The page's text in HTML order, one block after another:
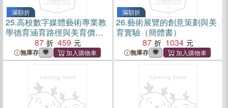
滿額折
25.高校數字媒體藝術專業教
學德育涵育路徑與美育價值
重構研究（簡體書）
87 459
無庫存
滿額折
26.藝術展覽的創意策劃與美
育實驗（簡體書）
87
1034
無庫存